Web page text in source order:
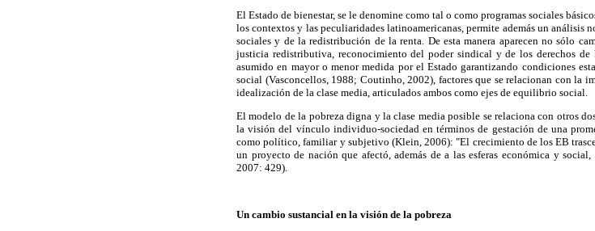
El Estado de bienestar, se le denomine como tal o como programas sociales
los contextos y las peculiaridades latinoamericanas, permite además un
sociales y de la redistribución de la renta. De esta manera aparecen no sólo
justicia redistributiva, reconocimiento del poder sindical y de los derechos de
asumido en mayor o menor medida por el Estado garantizando condiciones
social (Vasconcellos, 1988; Coutinho, 2002), factores que se relacionan con la
idealización de la clase media, articulados ambos como ejes de equilibrio social.
El modelo de la pobreza digna y la clase media posible se relaciona con otros
la visión del vínculo individuo-sociedad en términos de gestación de una
como político, familiar y subjetivo (Klein, 2006): "El crecimiento de los EB
un proyecto de nación que afectó, además de a las esferas económica y
2007: 429).
Un cambio sustancial en la visión de la pobreza